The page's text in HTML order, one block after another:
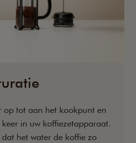
op tot aan het kookpunt en
in uw koffiezetapparaat.
het water de koffie zo